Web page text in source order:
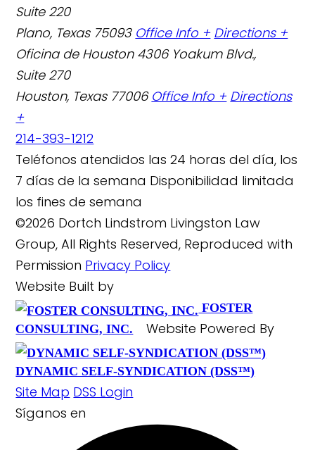
Suite 220
Plano, Texas 75093 Office Info + Directions +
Oficina de Houston 4306 Yoakum Blvd.,
Suite 270
Houston, Texas 77006 Office Info + Directions
+
214-393-1212
Teléfonos atendidos las 24 horas del día, los
7 días de la semana Disponibilidad limitada
los fines de semana
©2026 Dortch Lindstrom Livingston Law
Group, All Rights Reserved, Reproduced with
Permission Privacy Policy
Website Built by
FOSTER
CONSULTING, INC.
Website Powered By
DYNAMIC SELF-SYNDICATION (DSS™)
Site Map DSS Login
Síganosen